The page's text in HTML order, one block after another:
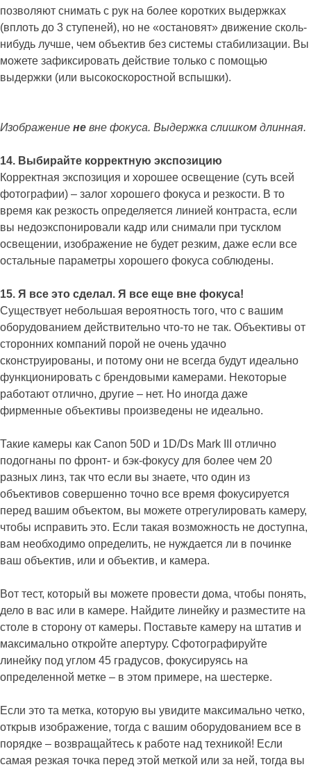
позволяют снимать с рук на более коротких выдержках
(вплоть до 3 ступеней), но не «остановят» движение сколь-
нибудь лучше, чем объектив без системы стабилизации. Вы
можете зафиксировать действие только с помощью
выдержки (или высокоскоростной вспышки).
Изображение не вне фокуса. Выдержка слишком длинная.
14. Выбирайте корректную экспозицию
Корректная экспозиция и хорошее освещение (суть всей
фотографии) – залог хорошего фокуса и резкости. В то
время как резкость определяется линией контраста, если
вы недоэкспонировали кадр или снимали при тусклом
освещении, изображение не будет резким, даже если все
остальные параметры хорошего фокуса соблюдены.
15. Я все это сделал. Я все еще вне фокуса!
Существует небольшая вероятность того, что с вашим
оборудованием действительно что-то не так. Объективы от
сторонних компаний порой не очень удачно
сконструированы, и потому они не всегда будут идеально
функционировать с брендовыми камерами. Некоторые
работают отлично, другие – нет. Но иногда даже
фирменные объективы произведены не идеально.
Такие камеры как Canon 50D и 1D/Ds Mark III отлично
подогнаны по фронт- и бэк-фокусу для более чем 20
разных линз, так что если вы знаете, что один из
объективов совершенно точно все время фокусируется
перед вашим объектом, вы можете отрегулировать камеру,
чтобы исправить это. Если такая возможность не доступна,
вам необходимо определить, не нуждается ли в починке
ваш объектив, или и объектив, и камера.
Вот тест, который вы можете провести дома, чтобы понять,
дело в вас или в камере. Найдите линейку и разместите на
столе в сторону от камеры. Поставьте камеру на штатив и
максимально откройте апертуру. Сфотографируйте
линейку под углом 45 градусов, фокусируясь на
определенной метке – в этом примере, на шестерке.
Если это та метка, которую вы увидите максимально четко,
открыв изображение, тогда с вашим оборудованием все в
порядке – возвращайтесь к работе над техникой! Если
самая резкая точка перед этой меткой или за ней, тогда вы